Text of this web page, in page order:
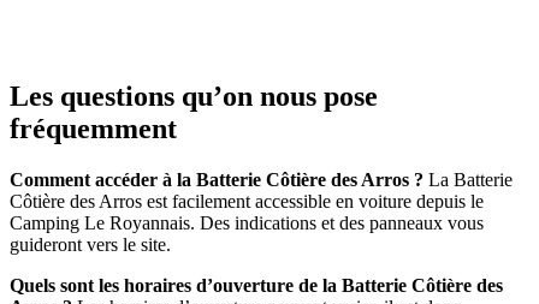
Les questions qu’on nous pose
fréquemment
Comment accéder à la Batterie Côtière des Arros ? La Batterie
Côtière des Arros est facilement accessible en voiture depuis le
Camping Le Royannais. Des indications et des panneaux vous
guideront vers le site.
Quels sont les horaires d’ouverture de la Batterie Côtière des